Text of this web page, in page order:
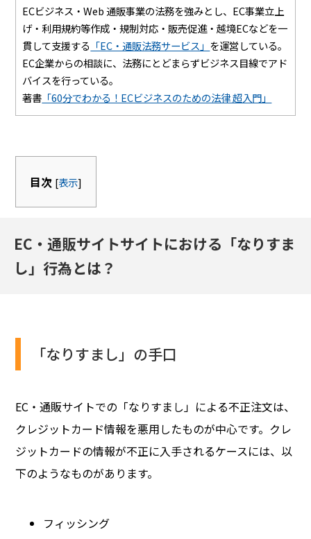
ECビジネス・Web 通販事業の法務を強みとし、EC事業立上
げ・利用規約等作成・規制対応・販売促進・越境ECなどを一
貫して支援する 「EC・通販法務サービス」 を運営している。
EC企業からの相談に、法務にとどまらずビジネス目線でアド
バイスを行っている。
著書 「60分でわかる！ECビジネスのための法律 超入門」
目次 [表示]
EC・通販サイトサイトにおける「なりすま
し」行為とは？
「なりすまし」の手口
EC・通販サイトでの「なりすまし」による不正注文は、
クレジットカード情報を悪用したものが中心です。クレ
ジットカードの情報が不正に入手されるケースには、以
下のようなものがあります。
フィッシング